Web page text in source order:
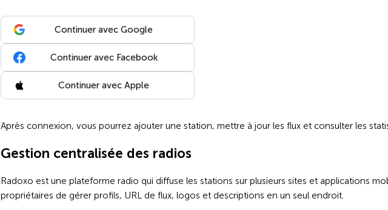
Continuer avec Google
Continuer avec Facebook
Continuer avec Apple
Après connexion, vous pourrez ajouter une station, mettre à jour les flux et consulter les
Gestion centralisée des radios
Radoxo est une plateforme radio qui diffuse les stations sur plusieurs sites et applications
propriétaires de gérer profils, URL de flux, logos et descriptions en un seul endroit.